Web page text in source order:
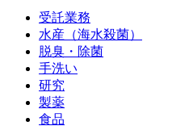
受託業務
水産（海水殺菌）
脱臭・除菌
手洗い
研究
製薬
食品